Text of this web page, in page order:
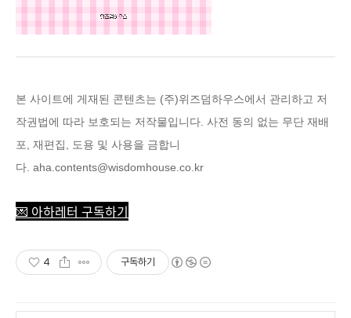
본 사이트에 게재된 콘텐츠는 (주)위즈덤하우스에서 관리하고 저
작권법에 따라 보호되는 저작물입니다. 사전 동의 없는 무단 재배
포, 재편집, 도용 및 사용을 금합니
다. aha.contents@wisdomhouse.co.kr
💌 아하레터 구독하기
4 구독하기